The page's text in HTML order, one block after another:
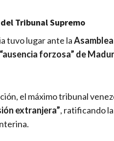
Tribunal Supremo
tuvo lugar ante la
“ausencia forzosa” de
el máximo tribunal
extranjera”, ratificando